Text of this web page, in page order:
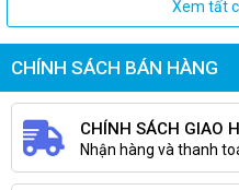
Xem tất
CHÍNH SÁCH BÁN HÀNG
CHÍNH SÁCH GIAO
Nhận hàng và thanh